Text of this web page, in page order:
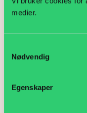
medier.
Nødvendig
Egenskaper